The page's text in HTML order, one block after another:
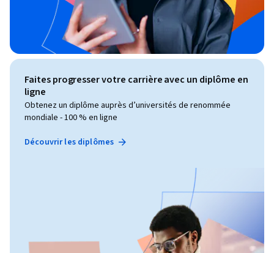
Faites progresser votre carrière avec un diplôme en
ligne
Obtenez un diplôme auprès d’universités de renommée
mondiale - 100 % en ligne
Découvrir les diplômes